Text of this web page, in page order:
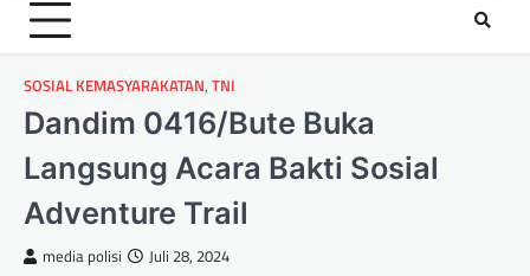
SOSIAL KEMASYARAKATAN, TNI
Dandim 0416/Bute Buka
Langsung Acara Bakti Sosial
Adventure Trail
media polisi Juli 28, 2024